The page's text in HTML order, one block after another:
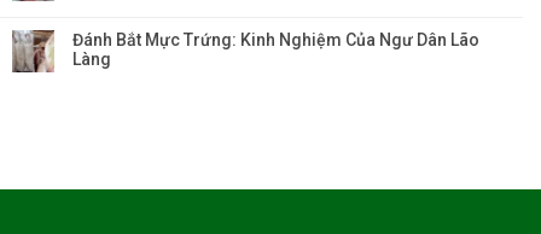
Đánh Bắt Mực Trứng: Kinh Nghiệm Của Ngư Dân Lão
Làng